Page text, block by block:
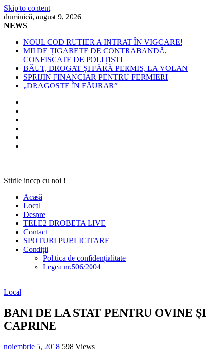
Skip to content
duminică, august 9, 2026
NEWS
NOUL COD RUTIER A INTRAT ÎN VIGOARE!
MII DE ȚIGARETE DE CONTRABANDĂ,
CONFISCATE DE POLIȚIȘTI
BĂUT, DROGAT ȘI FĂRĂ PERMIS, LA VOLAN
SPRIJIN FINANCIAR PENTRU FERMIERI
„DRAGOSTE ÎN FĂURAR”
Stirile incep cu noi !
Acasă
Local
Despre
TELE2 DROBETA LIVE
Contact
SPOTURI PUBLICITARE
Condiții
Politica de confidențialitate
Legea nr.506/2004
Local
BANI DE LA STAT PENTRU OVINE ȘI
CAPRINE
noiembrie 5, 2018 598 Views